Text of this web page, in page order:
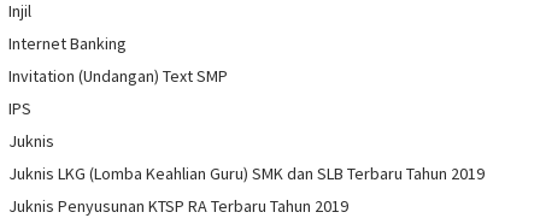
Injil
Internet Banking
Invitation (Undangan) Text SMP
IPS
Juknis
Juknis LKG (Lomba Keahlian Guru) SMK dan SLB Terbaru Tahun 2019
Juknis Penyusunan KTSP RA Terbaru Tahun 2019